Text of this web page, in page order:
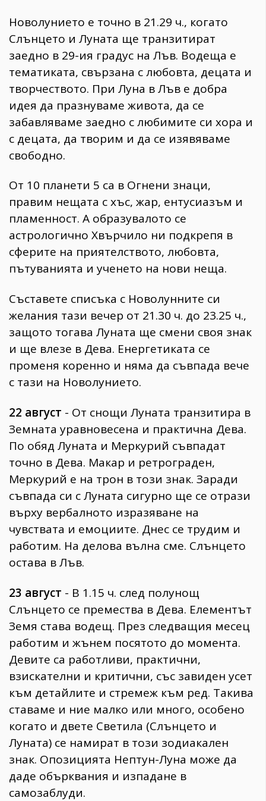
Новолунието е точно в 21.29 ч., когато
Слънцето и Луната ще транзитират
заедно в 29-ия градус на Лъв. Водеща е
тематиката, свързана с любовта, децата и
творчеството. При Луна в Лъв е добра
идея да празнуваме живота, да се
забавляваме заедно с любимите си хора и
с децата, да творим и да се изявяваме
свободно.
От 10 планети 5 са в Огнени знаци,
правим нещата с хъс, жар, ентусиазъм и
пламенност. А образувалото се
астрологично Хвърчило ни подкрепя в
сферите на приятелството, любовта,
пътуванията и ученето на нови неща.
Съставете списъка с Новолунните си
желания тази вечер от 21.30 ч. до 23.25 ч.,
защото тогава Луната ще смени своя знак
и ще влезе в Дева. Енергетиката се
променя коренно и няма да съвпада вече
с тази на Новолунието.
22 август - От снощи Луната транзитира в
Земната уравновесена и практична Дева.
По обяд Луната и Меркурий съвпадат
точно в Дева. Макар и ретрограден,
Меркурий е на трон в този знак. Заради
съвпада си с Луната сигурно ще се отрази
върху вербалното изразяване на
чувствата и емоциите. Днес се трудим и
работим. На делова вълна сме. Слънцето
остава в Лъв.
23 август - В 1.15 ч. след полунощ
Слънцето се премества в Дева. Елементът
Земя става водещ. През следващия месец
работим и жънем посятото до момента.
Девите са работливи, практични,
взискателни и критични, със завиден усет
към детайлите и стремеж към ред. Такива
ставаме и ние малко или много, особено
когато и двете Светила (Слънцето и
Луната) се намират в този зодиакален
знак. Опозицията Нептун-Луна може да
даде обърквания и изпадане в
самозаблуди.